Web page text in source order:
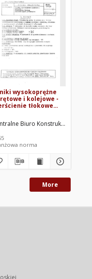
Spaliniowych. Oprac.
wysokoprężne
i kolejowe -
tłokowe
BN-
09Biuro Konstrukcyjne
norma
More